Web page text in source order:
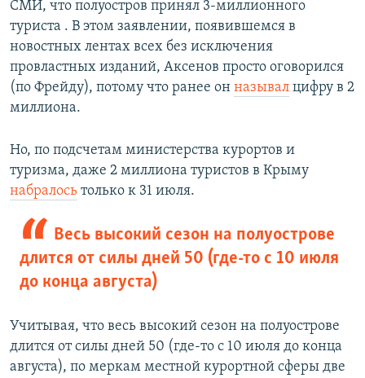
СМИ, что полуостров принял 3-миллионного
туриста . В этом заявлении, появившемся в
новостных лентах всех без исключения
провластных изданий, Аксенов просто оговорился
(по Фрейду), потому что ранее он называл цифру в 2
миллиона.
Но, по подсчетам министерства курортов и
туризма, даже 2 миллиона туристов в Крыму
набралось только к 31 июля.
Весь высокий сезон на полуострове
длится от силы дней 50 (где-то с 10 июля
до конца августа)
Учитывая, что весь высокий сезон на полуострове
длится от силы дней 50 (где-то с 10 июля до конца
августа), по меркам местной курортной сферы две